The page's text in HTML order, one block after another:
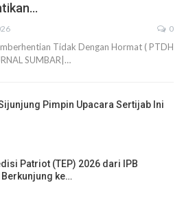
0
Tidak Dengan Hormat ( PTDH
SUMBAR|…
Pimpin Upacara Sertijab Ini
Patriot (TEP) 2026 dari IPB
ke…